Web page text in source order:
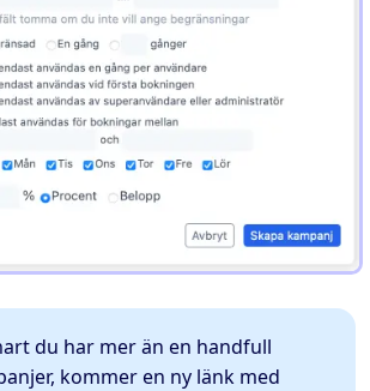
du har mer än en handfull
kommer en ny länk med